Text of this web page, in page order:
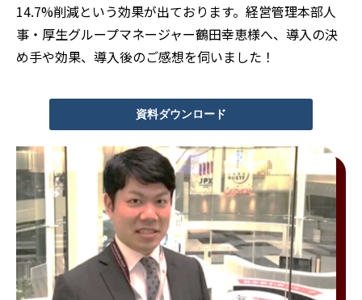
14.7%削減という効果が出ております。経営管理本部人
事・厚生グループマネージャー鶴田幸恵様へ、導入の決
め手や効果、導入後のご感想を伺いました！
資料ダウンロード